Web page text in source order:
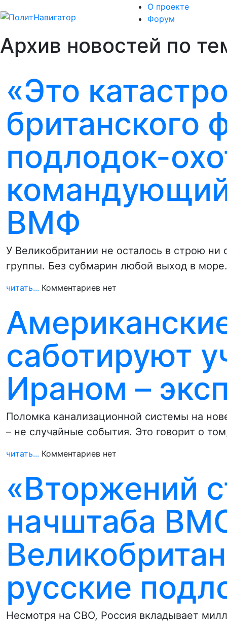
О проекте
Форум
Архив новостей по
«Это
британского
подлодок-
ВМФ
У Великобритании не осталось в строю
группы. Без субмарин любой выход в
читать... Комментариев нет
саботируют
Ираном –
Поломка канализационной системы на
– не случайные события. Это говорит о
читать... Комментариев нет
«Вторжений
начштаба
русские
Несмотря на СВО, Россия вкладывает